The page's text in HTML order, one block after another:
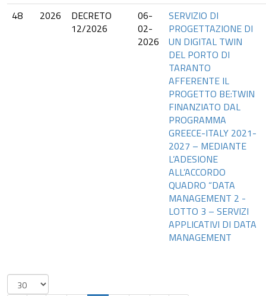
48
2026
DECRETO
12/2026
06-
02-
2026
SERVIZIO DI
PROGETTAZIONE DI
UN DIGITAL TWIN
DEL PORTO DI
TARANTO
AFFERENTE IL
PROGETTO BE:TWIN
FINANZIATO DAL
PROGRAMMA
GREECE-ITALY 2021-
2027 – MEDIANTE
L’ADESIONE
ALL’ACCORDO
QUADRO “DATA
MANAGEMENT 2 -
LOTTO 3 – SERVIZI
APPLICATIVI DI DATA
MANAGEMENT